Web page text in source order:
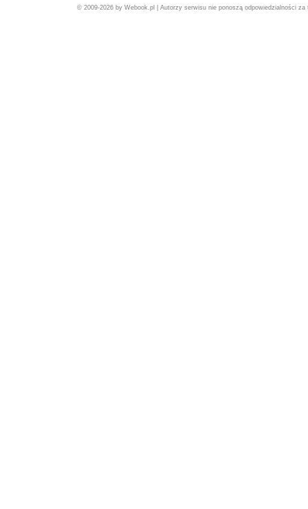
© 2009-2026 by Webook.pl | Autorzy serwisu nie ponoszą odpowiedzialności